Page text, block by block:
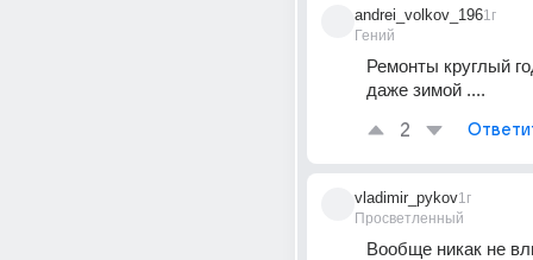
andrei_volkov_196
Гений
1г
Ремонты круглый
даже зимой ....
2
vladimir_pykov
Просветленный
1г
Вообще никак не